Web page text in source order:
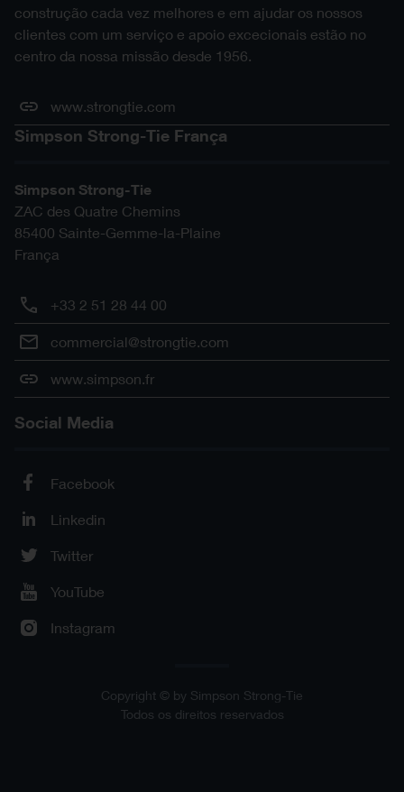
construção cada vez melhores e em ajudar os nossos
clientes com um serviço e apoio excecionais estão no
centro da nossa missão desde 1956.
www.strongtie.com
Simpson Strong-Tie França
Simpson Strong-Tie
ZAC des Quatre Chemins
85400 Sainte-Gemme-la-Plaine
França
+33 2 51 28 44 00
commercial@strongtie.com
www.simpson.fr
Social Media
Facebook
Linkedin
Twitter
YouTube
Instagram
Copyright © by Simpson Strong-Tie
Todos os direitos reservados